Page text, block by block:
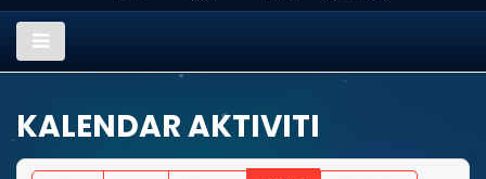
KALENDAR AKTIVITI